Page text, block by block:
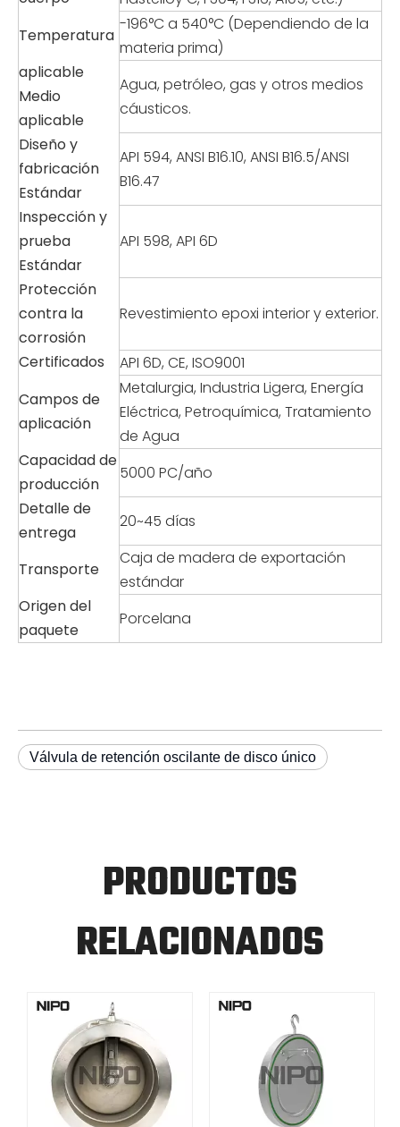
Temperatura
-196°C a 540°C (Dependiendo de la
materia prima)
aplicable
Medio
aplicable
Agua, petróleo, gas y otros medios
cáusticos.
Diseño y
fabricación
Estándar
API 594, ANSI B16.10, ANSI B16.5/ANSI
B16.47
Inspección y
prueba
Estándar
API 598, API 6D
Protección
contra la
corrosión
Revestimiento epoxi interior y exterior.
Certificados
API 6D, CE, ISO9001
Campos de
aplicación
Metalurgia, Industria Ligera, Energía
Eléctrica, Petroquímica, Tratamiento
de Agua
Capacidad de
producción
5000 PC/año
Detalle de
entrega
20~45 días
Transporte
Caja de madera de exportación
estándar
Origen del
paquete
Porcelana
Válvula de retención oscilante de disco único
PRODUCTOS
RELACIONADOS